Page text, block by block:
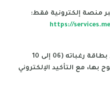
منصة إلكترونية فقط:
https://
يجب على كل حامل بكالوريا ملء بطاقة رغباته (06 إلى 10
مع التأكيد الإلكتروني